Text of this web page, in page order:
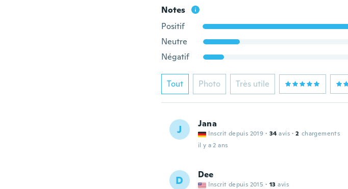
Notes
Positif
Neutre
Négatif
Tout Photo Très utile
J Jana
Inscrit depuis 2019 · 34 avis · 2 chargements
il y a 2 ans
D Dee
Inscrit depuis 2015 · 13 avis